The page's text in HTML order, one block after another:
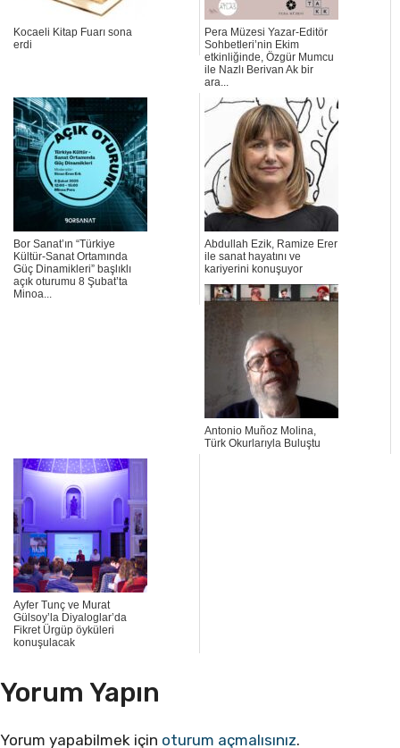
Kocaeli Kitap Fuarı sona
erdi
Pera Müzesi Yazar-Editör
Sohbetleri’nin Ekim
etkinliğinde, Özgür Mumcu
ile Nazlı Berivan Ak bir
ara...
Bor Sanat’ın “Türkiye
Kültür-Sanat Ortamında
Güç Dinamikleri” başlıklı
açık oturumu 8 Şubat’ta
Minoa...
Abdullah Ezik, Ramize Erer
ile sanat hayatını ve
kariyerini konuşuyor
Antonio Muñoz Molina,
Türk Okurlarıyla Buluştu
Ayfer Tunç ve Murat
Gülsoy’la Diyaloglar’da
Fikret Ürgüp öyküleri
konuşulacak
Yorum Yapın
Yorum yapabilmek için oturum açmalısınız.